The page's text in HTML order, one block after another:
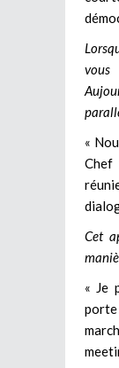
«
Chef
Cet
« Je
porte